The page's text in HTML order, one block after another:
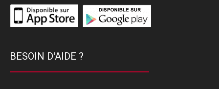
BESOIN D'AIDE ?